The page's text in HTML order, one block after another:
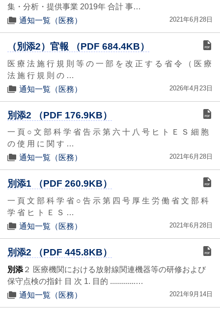
集・分析・提供事業 2019年 合計 事…
通知一覧（医務）
2021年6月28日
（別添2）官報 （PDF 684.4KB）
医 療 法 施 行 規 則 等 の 一 部 を 改 正 す る 省 令 （ 医 療
法 施 行 規 則 の …
通知一覧（医務）
2026年4月23日
別添2 （PDF 176.9KB）
一 頁 ○ 文 部 科 学 省 告 示 第 六 十 八 号 ヒ ト Ｅ Ｓ 細 胞
の 使 用 に 関 す …
通知一覧（医務）
2021年6月28日
別添1 （PDF 260.9KB）
一 頁 文 部 科 学 省 ○ 告 示 第 四 号 厚 生 労 働 省 文 部 科
学 省 ヒ ト Ｅ Ｓ …
通知一覧（医務）
2021年6月28日
別添2 （PDF 445.8KB）
別添 ２ 医療機関における放射線関連機器等の研修および
保守点検の指針 目 次 1. 目的 .............…
通知一覧（医務）
2021年9月14日